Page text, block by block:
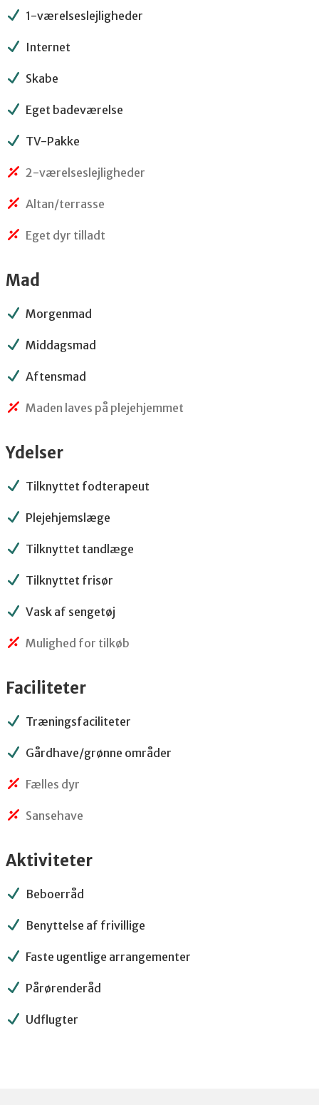
1-værelseslejligheder
Internet
Skabe
Eget badeværelse
TV-Pakke
2-værelseslejligheder
Altan/terrasse
Eget dyr tilladt
Mad
Morgenmad
Middagsmad
Aftensmad
Maden laves på plejehjemmet
Ydelser
Tilknyttet fodterapeut
Plejehjemslæge
Tilknyttet tandlæge
Tilknyttet frisør
Vask af sengetøj
Mulighed for tilkøb
Faciliteter
Træningsfaciliteter
Gårdhave/grønne områder
Fælles dyr
Sansehave
Aktiviteter
Beboerråd
Benyttelse af frivillige
Faste ugentlige arrangementer
Pårørenderåd
Udflugter